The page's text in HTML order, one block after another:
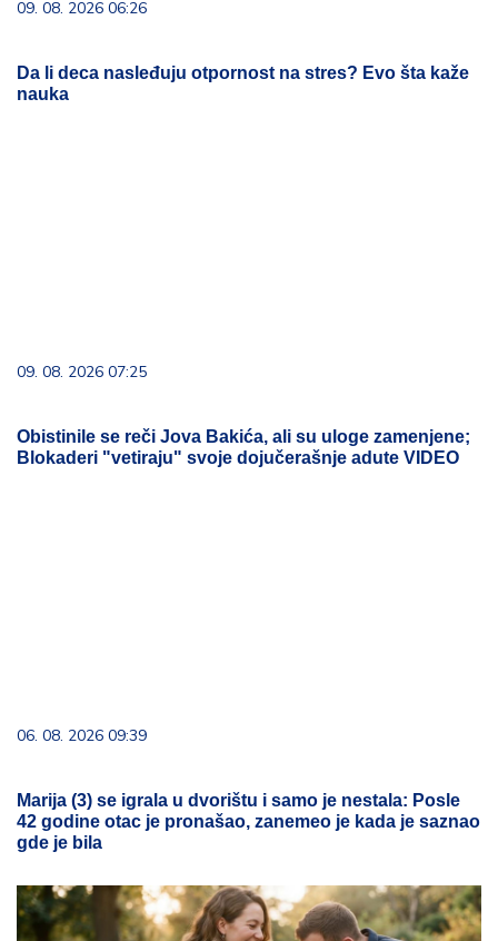
09. 08. 2026 06:26
Da li deca nasleđuju otpornost na stres? Evo šta kaže
nauka
09. 08. 2026 07:25
Obistinile se reči Jova Bakića, ali su uloge zamenjene;
Blokaderi "vetiraju" svoje dojučerašnje adute VIDEO
06. 08. 2026 09:39
Marija (3) se igrala u dvorištu i samo je nestala: Posle
42 godine otac je pronašao, zanemeo je kada je saznao
gde je bila